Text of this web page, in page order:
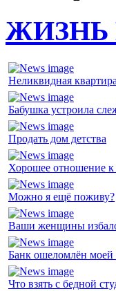
ЖИЗНЬ
Неликвидная
Бабушка устроила
Продать дом детства
Хорошее отношение
Можно я ещё поживу?
Ваши женщины
Банк ошеломлён моей
Что взять с бедной